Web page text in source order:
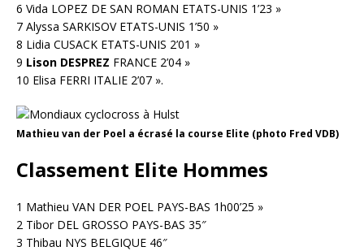
6 Vida LOPEZ DE SAN ROMAN ETATS-UNIS 1’23 »
7 Alyssa SARKISOV ETATS-UNIS 1’50 »
8 Lidia CUSACK ETATS-UNIS 2’01 »
9 Lison DESPREZ FRANCE 2’04 »
10 Elisa FERRI ITALIE 2’07 ».
Mathieu van der Poel a écrasé la course Elite (photo Fred VDB)
Classement Elite Hommes
1 Mathieu VAN DER POEL PAYS-BAS 1h00’25 »
2 Tibor DEL GROSSO PAYS-BAS 35″
3 Thibau NYS BELGIQUE 46″